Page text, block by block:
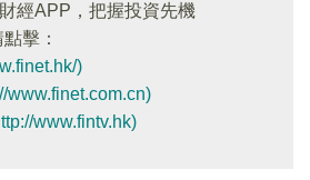
經APP，把握投資先機
擊：
)
www.finet.com.cn)
www.fintv.hk)